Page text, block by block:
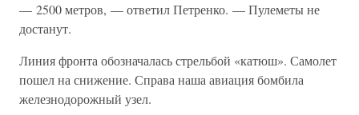
— 2500 метров, — ответил Петренко. — Пулеметы не
достанут.
Линия фронта обозначалась стрельбой «катюш». Самолет
пошел на снижение. Справа наша авиация бомбила
железнодорожный узел.